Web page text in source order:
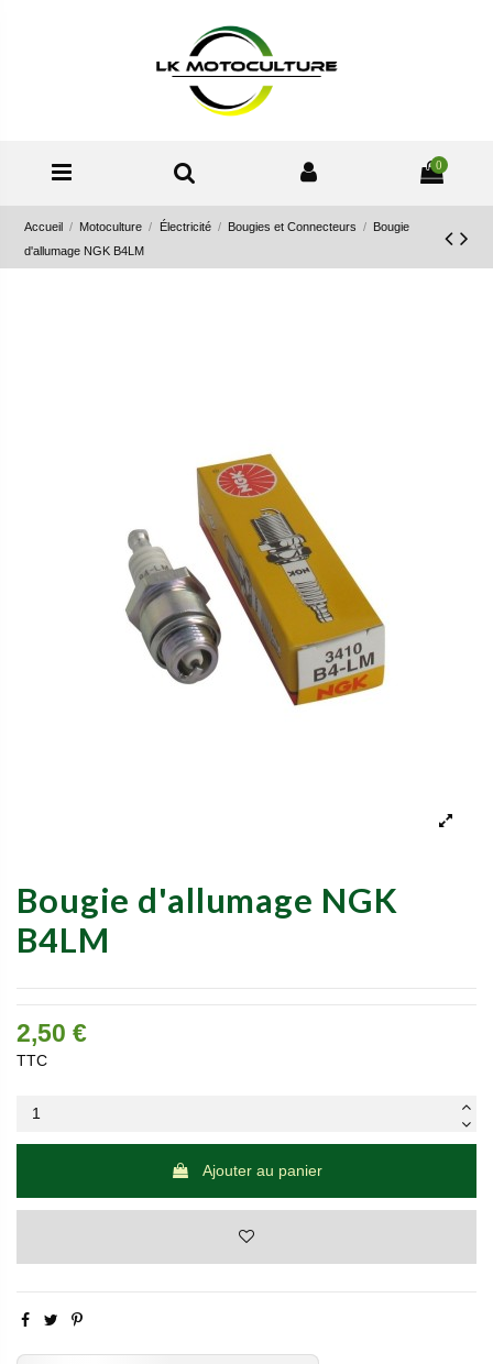
0
Accueil Motoculture Électricité Bougies et Connecteurs
Bougie
d'allumage NGK B4LM
Bougie d'allumage NGK
B4LM
2,50 €
TTC
Ajouter au panier